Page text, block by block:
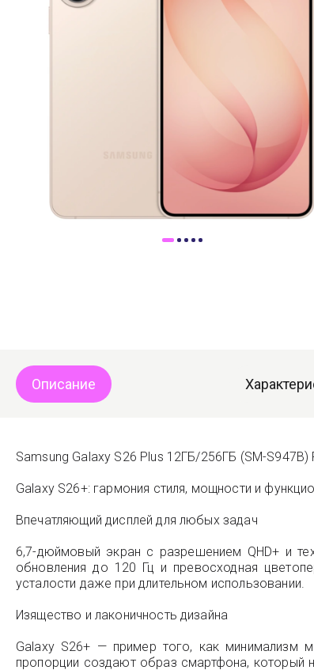
Описание
Samsung Galaxy S26 Plus 12ГБ/256ГБ (SM-
Galaxy S26+: гармония стиля, мощности и
Впечатляющий дисплей для любых задач
6,7-дюймовый экран с разрешением QHD+ и
обновления до 120 Гц и превосходная
усталости даже при длительном использовании.
Изящество и лаконичность дизайна
Galaxy S26+ — пример того, как минимализм
пропорции создают образ смартфона, который